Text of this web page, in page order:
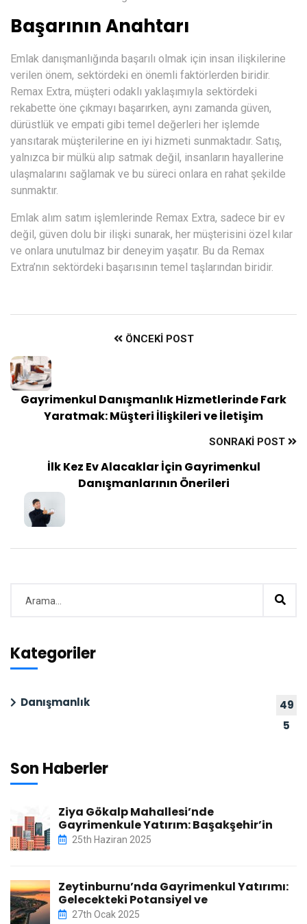
Başarının Anahtarı
Emlak danışmanlığında başarılı olmak için insan ilişkilerine
verilen önem, sektördeki en önemli faktörlerden biridir.
Remax Extra, müşteri odaklı yaklaşımıyla sektördeki
rekabette öne çıkmayı başarırken, aynı zamanda güven,
dürüstlük ve empati gibi temel değerleri her işlemde
yansıtarak müşterilerine en iyi hizmeti sunmaktadır. Satış,
yalnızca bir mülkü alıp satmak değil, insanların hayallerine
ulaşmalarını sağlamak ve bu süreci onlara en rahat şekilde
sunmaktır.
Emlak alım satım işlemlerinde Remax Extra, sadece bir ev
değil, güven dolu bir ilişki sunarak, her müşterisini özel kılar
ve onlara unutulmaz bir deneyim yaşatır. Bu da Remax
Extra’nın sektördeki başarısının temel taşlarından biridir.
ÖNCEKI POST
Gayrimenkul Danışmanlık Hizmetlerinde Fark
Yaratmak: Müşteri İlişkileri ve İletişim
SONRAKI POST
İlk Kez Ev Alacaklar İçin Gayrimenkul
Danışmanlarının Önerileri
Kategoriler
Danışmanlık
49
5
Son Haberler
Ziya Gökalp Mahallesi’nde
Gayrimenkule Yatırım: Başakşehir’in
25th Haziran 2025
Zeytinburnu’nda Gayrimenkul Yatırımı:
Gelecekteki Potansiyel ve
27th Ocak 2025